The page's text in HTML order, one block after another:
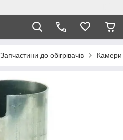
Запчастини до обігрівачів Камери